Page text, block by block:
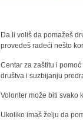
Da li voliš da pomažeš
provedeš radeći nešto
Centar za zaštitu i
društva i suzbijanju
Volonter može biti svako
Ukoliko imaš želju da